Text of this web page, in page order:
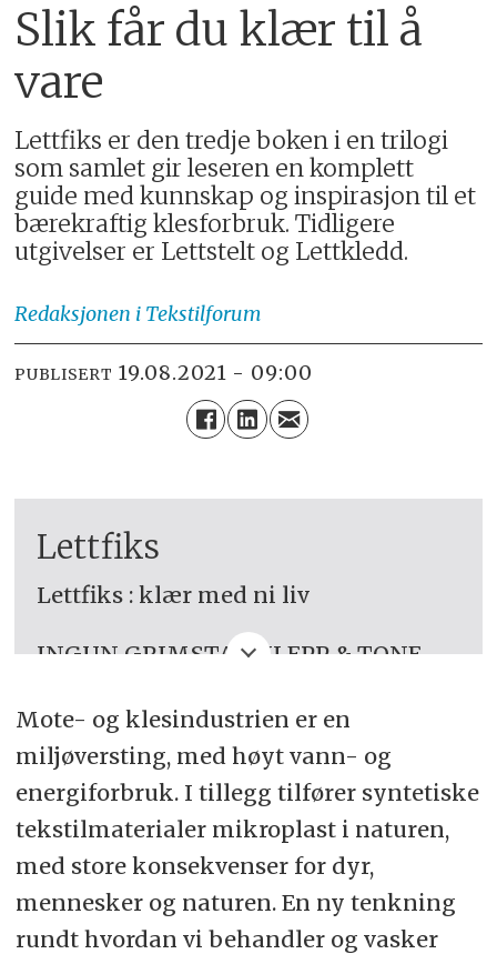
Slik får du klær til å
vare
Lettfiks er den tredje boken i en trilogi
som samlet gir leseren en komplett
guide med kunnskap og inspirasjon til et
bærekraftig klesforbruk. Tidligere
utgivelser er Lettstelt og Lettkledd.
Redaksjonen i Tekstilforum
PUBLISERT 19.08.2021 - 09:00
Lettfiks
Lettfiks : klær med ni liv
INGUN GRIMSTAD KLEPP & TONE
ISBN 9788256023486 Innb
Kr. 299,-
Mote- og klesindustrien er en
miljøversting, med høyt vann- og
energiforbruk. I tillegg tilfører syntetiske
tekstilmaterialer mikroplast i naturen,
med store konsekvenser for dyr,
mennesker og naturen. En ny tenkning
rundt hvordan vi behandler og vasker